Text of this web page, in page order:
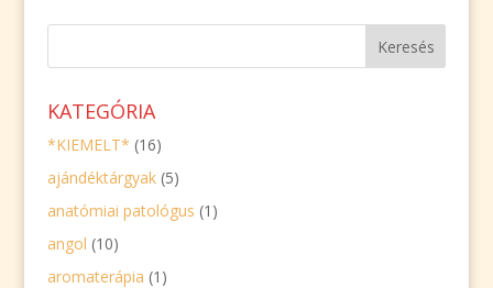
KATEGÓRIA
*KIEMELT* (16)
ajándéktárgyak(5)
anatómiai patológus (1)
angol (10)
aromaterápia (1)